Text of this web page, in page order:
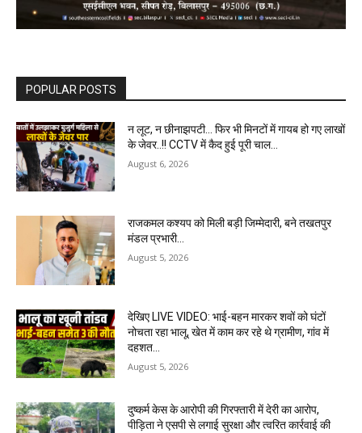
POPULAR POSTS
न लूट, न छीनाझपटी… फिर भी मिनटों में गायब हो गए लाखों
के जेवर..!! CCTV में कैद हुई पूरी चाल…
August 6, 2026
राजकमल कश्यप को मिली बड़ी जिम्मेदारी, बने तखतपुर
मंडल प्रभारी…
August 5, 2026
देखिए LIVE VIDEO: भाई-बहन मारकर शवों को घंटों
नोचता रहा भालू, खेत में काम कर रहे थे ग्रामीण, गांव में
दहशत…
August 5, 2026
दुष्कर्म केस के आरोपी की गिरफ्तारी में देरी का आरोप,
पीड़िता ने एसपी से लगाई सुरक्षा और त्वरित कार्रवाई की